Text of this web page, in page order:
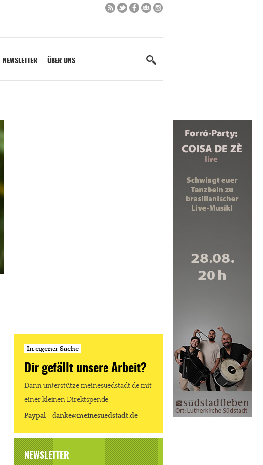
NEWSLETTER ÜBER UNS
In eigener Sache
Dir gefällt unsere Arbeit?
Dann unterstütze meinesuedstadt.de mit
einer kleinen Direktspende.
Paypal - danke@meinesuedstadt.de
NEWSLETTER